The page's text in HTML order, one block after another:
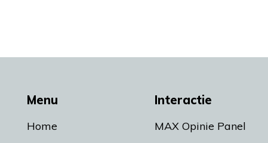
Menu
Home
Interactie
MAX Opinie Panel